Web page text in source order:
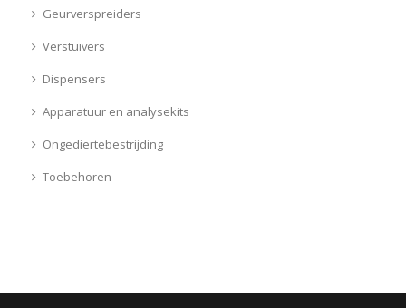
Geurverspreiders
Verstuivers
Dispensers
Apparatuur en analysekits
Ongediertebestrijding
Toebehoren